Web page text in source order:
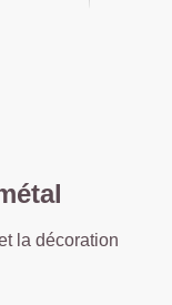
la décoration